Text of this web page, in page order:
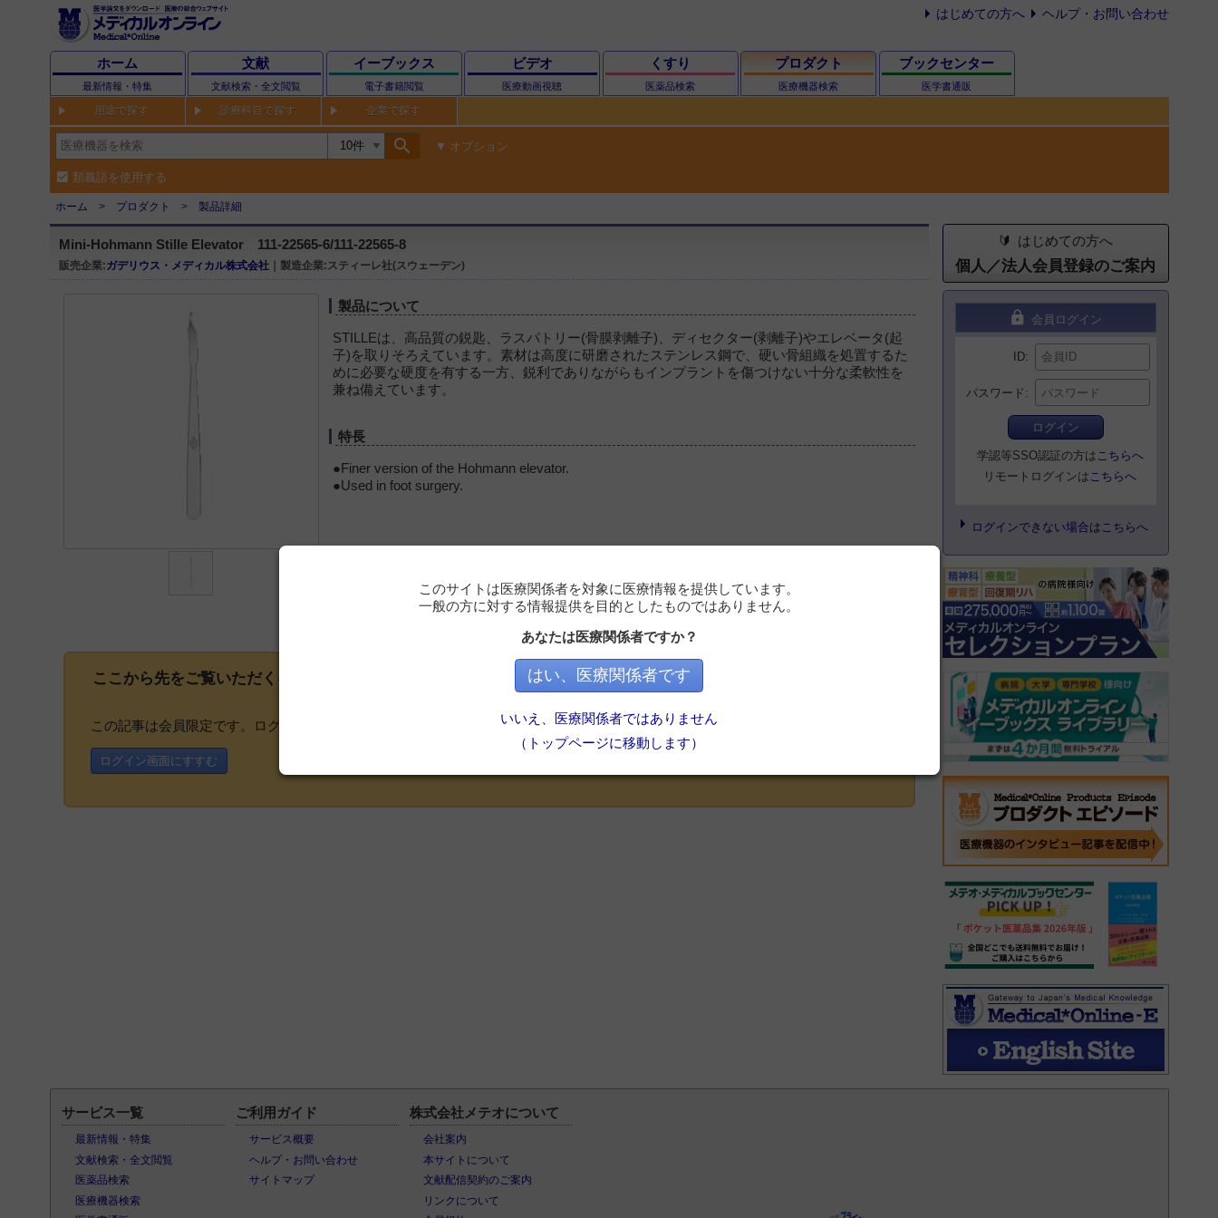
はじめての方へ ヘルプ・お問い合わせ
ホーム
最新情報・特集
文献
文献検索・全文閲覧
イーブックス
電子書籍閲覧
ビデオ
医療動画視聴
くすり
医薬品検索
プロダクト
医療機器検索
ブックセンター
医学書通販
用途で探す 診療科目で探す 企業で探す
search オプション
類義語を使用する
ホーム プロダクト 製品詳細
Mini-Hohmann Stille Elevator 111-22565-6/111-22565-8
販売企業:ガデリウス・メディカル株式会社｜製造企業:スティーレ社(スウェーデン)
製品について
STILLEは、高品質の鋭匙、ラスパトリー(骨膜剥離子)、ディセクター(剥離子)やエレベータ(起
子)を取りそろえています。素材は高度に研磨されたステンレス鋼で、硬い骨組織を処置するた
めに必要な硬度を有する一方、鋭利でありながらもインプラントを傷つけない十分な柔軟性を
兼ね備えています。
特長
●Finer version of the Hohmann elevator.
●Used in foot surgery.
ここから先をご覧いただくには、
この記事は会員限定です。ログインまたはご登録いただくと記事の続きをお読みいただけます。
ログイン画面にすすむ
はじめての方へ
個人／法人会員登録のご案内
lock 会員ログイン
ID
パスワード
ログイン
学認等SSO認証の方は こちらへ
リモートログインは こちらへ
ログインできない場合はこちらへ
サービス一覧
最新情報・特集
文献検索・全文閲覧
医薬品検索
医療機器検索
ご利用ガイド
サービス概要
ヘルプ・お問い合わせ
サイトマップ
株式会社メテオについて
会社案内
本サイトについて
文献配信契約のご案内
リンクについて
このサイトは医療関係者を対象に医療情報を提供しています。
一般の方に対する情報提供を目的としたものではありません。
あなたは医療関係者ですか？
はい、医療関係者です
いいえ、医療関係者ではありません
（トップページに移動します）